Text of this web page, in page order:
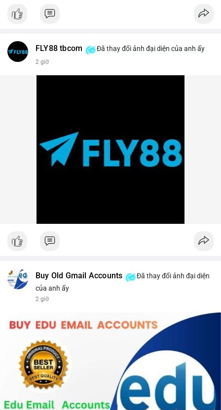
FLY88 tbcom Đã thay đổi ảnh đại diện của anh ấy
2 giờ
Buy Old Gmail Accounts
Đã thay đổi ảnh đại diện
của anh ấy
2 giờ